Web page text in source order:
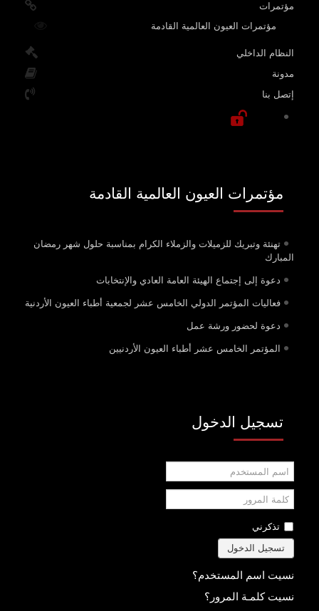
مؤتمرات
مؤتمرات العيون العالمية القادمة
النظام الداخلي
مدونة
إتصل بنا
مؤتمرات العيون العالمية القادمة
تهنئة وتبريك للزميلات والزملاء الكرام بمناسبة حلول شهر رمضان
المبارك
دعوة إلى إجتماع الهيئة العامة العادي والإنتخابات
فعاليات المؤتمر الدولي الخامس عشر لجمعية أطباء العيون الأردنية
دعوة لحضور ورشة عمل
المؤتمر الخامس عشر أطباء العيون الأردنيين
تسجيل الدخول
اسم
المستخدم
كلمة
المرور
تذكرني
تسجيل الدخول
نسيت اسم المستخدم؟
نسيت كلمـة المرور؟